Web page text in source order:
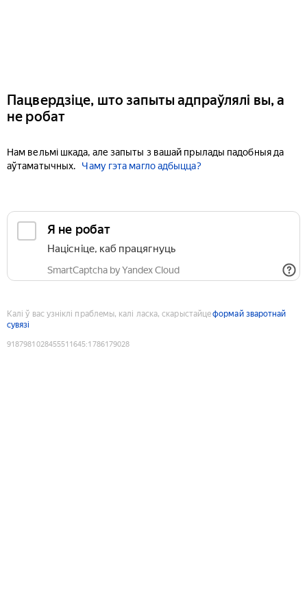
Пацвердзіце, што запыты адпраўлялі вы, а
не робат
Нам вельмі шкада, але запыты з вашай прылады падобныя да
аўтаматычных.
Чаму гэта магло адбыцца?
Я не робат
Націсніце, каб працягнуць
SmartCaptcha by Yandex Cloud
Калі ў вас узніклі праблемы, калі ласка, скарыстайцеформай зваротнай
сувязі
9187981028455511645:1786179028